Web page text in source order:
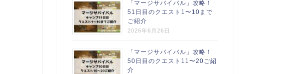
「マージサバイバル」攻略！
51日目のクエスト1〜10まで
ご紹介
2026年6月26日
「マージサバイバル」攻略！
50日目のクエスト11〜20ご紹
介